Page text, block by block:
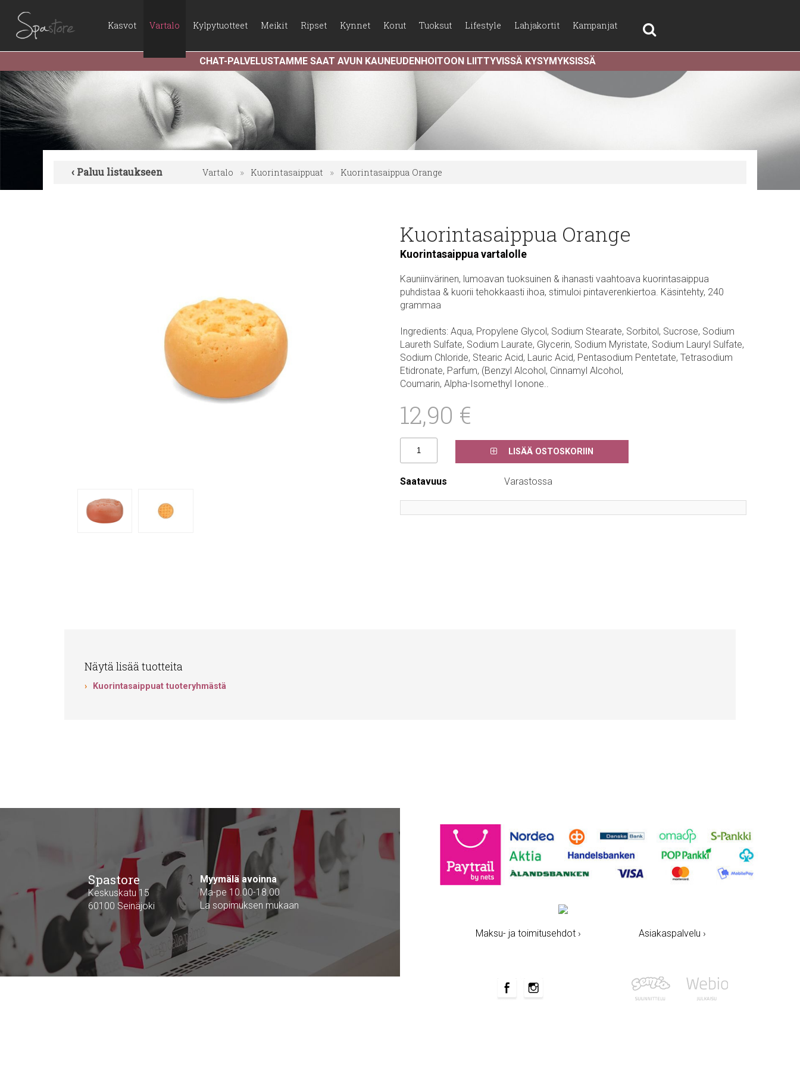
Kasvot Vartalo Kylpytuotteet Meikit Ripset Kynnet Korut Tuoksut Lifestyle Lahjakortit Kampanjat
CHAT-PALVELUSTAMME SAAT AVUN KAUNEUDENHOITOON LIITTYVISSÄ KYSYMYKSISSÄ
‹ Paluu listaukseen Vartalo » Kuorintasaippuat » Kuorintasaippua Orange
Kuorintasaippua Orange
Kuorintasaippua vartalolle
Kauniinvärinen, lumoavan tuoksuinen & ihanasti vaahtoava kuorintasaippua
puhdistaa & kuorii tehokkaasti ihoa, stimuloi pintaverenkiertoa. Käsintehty, 240
grammaa
Ingredients: Aqua, Propylene Glycol, Sodium Stearate, Sorbitol, Sucrose, Sodium
Laureth Sulfate, Sodium Laurate, Glycerin, Sodium Myristate, Sodium Lauryl Sulfate,
Sodium Chloride, Stearic Acid, Lauric Acid, Pentasodium Pentetate, Tetrasodium
Etidronate, Parfum, (Benzyl Alcohol, Cinnamyl Alcohol,
Coumarin, Alpha-Isomethyl Ionone..
12,90 €
LISÄÄ OSTOSKORIIN
Saatavuus Varastossa
Näytä lisää tuotteita
Kuorintasaippuat tuoteryhmästä
Spastore
Keskuskatu 15
60100 Seinäjoki
Myymälä avoinna
Ma-pe 10.00-18.00
La sopimuksen mukaan
Maksu- ja toimitusehdot › Asiakaspalvelu ›